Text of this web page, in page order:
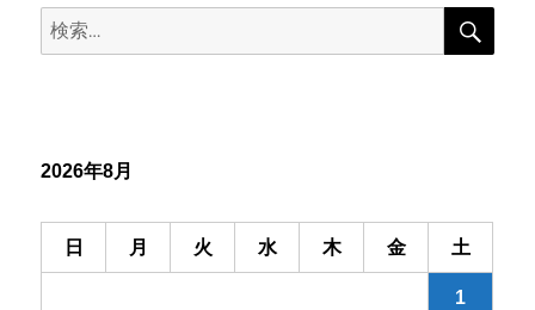
へ
の
検
索:
検
2026年8月
日 月 火 水 木 金 土
1